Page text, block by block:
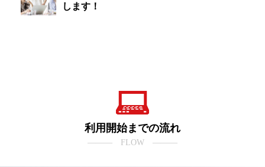
します！
利用開始までの流れ
――― FLOW ―――